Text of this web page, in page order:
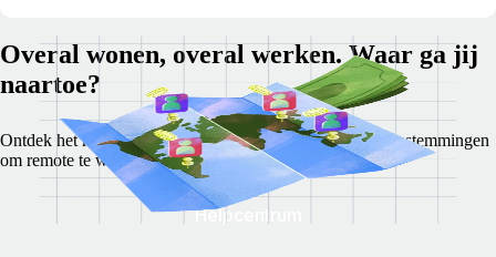
Overal wonen, overal werken. Waar ga jij
naartoe?
Ontdek het met onze tool voor en rapport over de beste bestemmingen
om remote te werken.
Helpcentrum